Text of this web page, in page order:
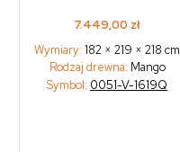
7.449,00 zł
Wymiary:182 × 219 × 218 cm
Rodzaj drewna: Mango
Symbol: 0051-V-1619Q